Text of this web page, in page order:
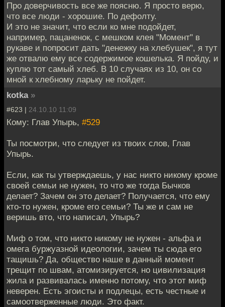
Про доверчивость все же поясню. Я просто верю,
что все люди - хорошие. По дефолту.
И это не значит, что если ко мне подойдет,
например, пацаненок, с мешком клея "Момент" в
рукаве и попросит дать "денежку на хлебушек", я тут
же отвалю ему все содержимое кошелька. Я пойду, и
куплю тот самый хлеб. В 10 случаях из 10, он со
мной к хлебному ларьку не пойдет.
kotka »
#623 | 24.10.10 11:09
Кому: Глав Упырь, #529
Ты посмотри, что следует из твоих слов, Глав
Упырь.
Если, как ты утверждаешь, у нас никто никому кроме
своей семьи не нужен, то что же тогда Бычков
делает? Зачем он это делает? Получается, что ему
кто-то нужен, кроме его семьи? Ты же и сам не
веришь вто, что написал, Упырь?
Миф о том, что никто никому не нужен - альфа и
омега буржуазной идеологии, зачем ты сюда его
тащишь? Да, общество наше в данный момент
трещит по швам, атомизируется, но цивилизация
жила и развивалась именно потому, что этот миф
неверен. Есть эгоисты и подлецы, есть честные и
самоотверженные люди. Это факт.